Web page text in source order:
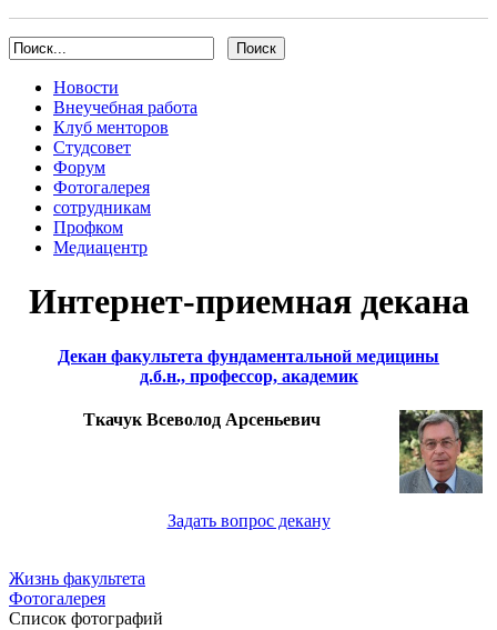
Новости
Внеучебная работа
Клуб менторов
Студсовет
Форум
Фотогалерея
сотрудникам
Профком
Медиацентр
Интернет-приемная декана
Декан факультета фундаментальной медицины
д.б.н., профессор, академик
Ткачук Всеволод Арсеньевич
Задать вопрос декану
Жизнь факультета
Фотогалерея
Список фотографий